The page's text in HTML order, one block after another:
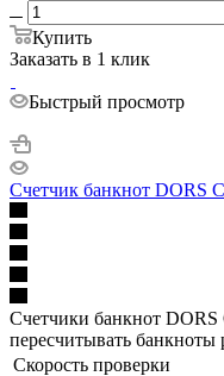
Купить
Заказать в 1 клик
Быстрый просмотр
Счетчик банкнот DORS
Счетчики банкнот DORS
пересчитывать банкноты
Скорость проверки